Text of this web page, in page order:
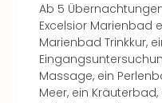
Ab 5
Excelsior Marienbad
Marienbad Trinkkur,
Massage, ein
Meer, ein